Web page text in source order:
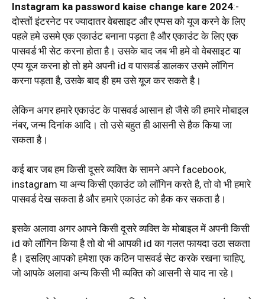
Instagram ka password kaise change kare 2024:-
दोस्तों इंटरनेट पर ज्यादातर वेबसाइट और एप्पस को यूज करने के लिए
पहले हमे उसमे एक एकाउंट बनाना पड़ता है और एकाउंट के लिए एक
पासवर्ड भी सेट करना होता है। उसके बाद जब भी हमे वो वेबसाइट या
एप्प यूज करना हो तो हमे अपनी id व पासवर्ड डालकर उसमे लॉगिन
करना पड़ता है, उसके बाद ही हम उसे यूज कर सकते है।
लेकिन अगर हमारे एकाउंट के पासवर्ड आसान हो जैसे की हमारे मोबाइल
नंबर, जन्म दिनांक आदि। तो उसे बहुत ही आसनी से हैक किया जा
सकता है।
कई बार जब हम किसी दूसरे व्यक्ति के सामने अपने facebook,
instagram या अन्य किसी एकाउंट को लॉगिन करते है, तो वो भी हमारे
पासवर्ड देख सकता है और हमारे एकाउंट को हैक कर सकता है।
इसके अलावा अगर आपने किसी दूसरे व्यक्ति के मोबाइल में अपनी किसी
id को लॉगिन किया है तो वो भी आपकी id का गलत फायदा उठा सकता
है। इसलिए आपको हमेशा एक कठिन पासवर्ड सेट करके रखना चाहिए,
जो आपके अलावा अन्य किसी भी व्यक्ति को आसनी से याद ना रहे।